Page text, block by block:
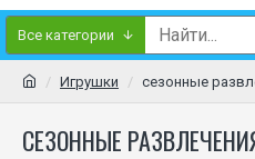
Все категории
Игрушки сезонные
СЕЗОННЫЕ